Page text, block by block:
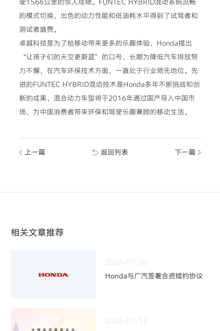
的模式切换，出色的动力性能和低油耗水平得到了试驾者和
测试者盛赞。
卓越科技是为了给移动带来更多的乐趣体验，Honda提出
“让孩子们的天空更蔚蓝”的口号，长期为降低汽车排放努
力不懈，在汽车环保技术方面，一直处于行业领先地位。先
进的FUNTEC HYBRID混动技术是Honda多年不断挑战和创
新的成果，混合动力车型将于2016年通过国产导入中国市
场，为中国消费者带来环保和驾驶乐趣兼顾的移动生活。
上一篇 返回列表 下一篇
相关文章推荐
2026-07-20
Honda与广汽签署合资续约协议
2026-07-17